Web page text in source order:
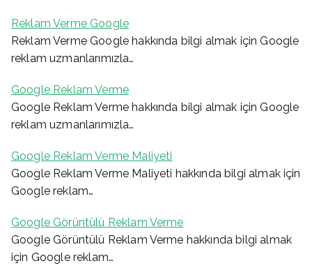
Reklam Verme Google
Reklam Verme Google hakkında bilgi almak için Google
reklam uzmanlarımızla…
Google Reklam Verme
Google Reklam Verme hakkında bilgi almak için Google
reklam uzmanlarımızla…
Google Reklam Verme Maliyeti
Google Reklam Verme Maliyeti hakkında bilgi almak için
Google reklam…
Google Görüntülü Reklam Verme
Google Görüntülü Reklam Verme hakkında bilgi almak
için Google reklam…